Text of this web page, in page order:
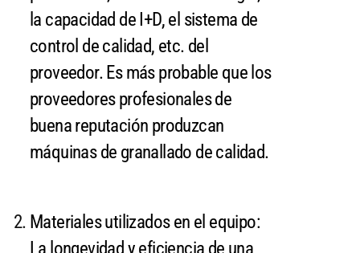
la capacidad de I+D, el sistema de
control de calidad, etc. del
proveedor. Es más probable que los
proveedores profesionales de
buena reputación produzcan
máquinas de granallado de calidad.
Materiales utilizados en el equipo: